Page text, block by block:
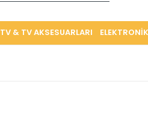
TV & TV AKSESUARLARI ELEKTRONİK